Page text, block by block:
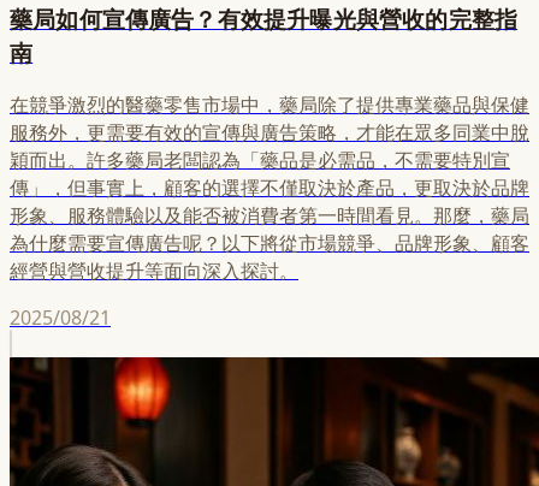
藥局如何宣傳廣告？有效提升曝光與營收的完整指
南
在競爭激烈的醫藥零售市場中，藥局除了提供專業藥品與保健
服務外，更需要有效的宣傳與廣告策略，才能在眾多同業中脫
穎而出。許多藥局老闆認為「藥品是必需品，不需要特別宣
傳」，但事實上，顧客的選擇不僅取決於產品，更取決於品牌
形象、服務體驗以及能否被消費者第一時間看見。那麼，藥局
為什麼需要宣傳廣告呢？以下將從市場競爭、品牌形象、顧客
經營與營收提升等面向深入探討。
2025/08/21